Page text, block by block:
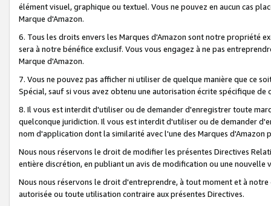
élément visuel, graphique ou textuel. Vous ne pouvez en aucun cas
Marque d'Amazon.
6. Tous les droits envers les Marques d'Amazon sont notre propriété
sera à notre bénéfice exclusif. Vous vous engagez à ne pas
Marque d'Amazon.
7. Vous ne pouvez pas afficher ni utiliser de quelque manière que ce
Spécial, sauf si vous avez obtenu une autorisation écrite spécifique de
8. Il vous est interdit d'utiliser ou de demander d'enregistrer toute
quelconque juridiction. Il vous est interdit d'utiliser ou de demander
nom d'application dont la similarité avec l'une des Marques
Nous nous réservons le droit de modifier les présentes Directives
entière discrétion, en publiant un avis de modification ou une nouvelle
Nous nous réservons le droit d'entreprendre, à tout moment et à
autorisée ou toute utilisation contraire aux présentes Directives.